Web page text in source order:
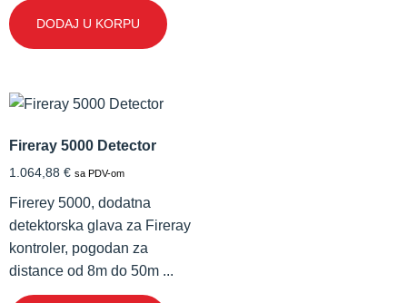
DODAJ U KORPU
Fireray 5000 Detector
1.064,88 € sa PDV-om
Firerey 5000, dodatna
detektorska glava za Fireray
kontroler, pogodan za
distance od 8m do 50m ...